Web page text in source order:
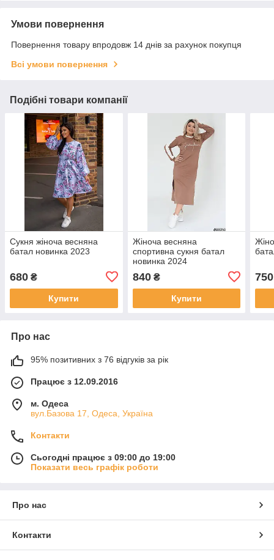
Умови повернення
Повернення товару впродовж 14 днів за рахунок покупця
Всі умови повернення
Подібні товари компанії
Сукня жіноча весняна
батал новинка 2023
680 ₴
Купити
Жіноча весняна
спортивна сукня батал
новинка 2024
840₴
Купити
750
Про нас
95% позитивних з 76 відгуків за рік
Працює з 12.09.2016
м. Одеса
вул.Базова 17, Одеса, Україна
Контакти
Сьогодні працює з 09:00 до 19:00
Показати весь графік роботи
Про нас
Контакти